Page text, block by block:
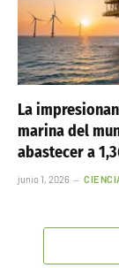
La
marina del
abastecer a
junio 1, 2026